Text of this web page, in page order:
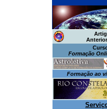
Formação
Formação ao